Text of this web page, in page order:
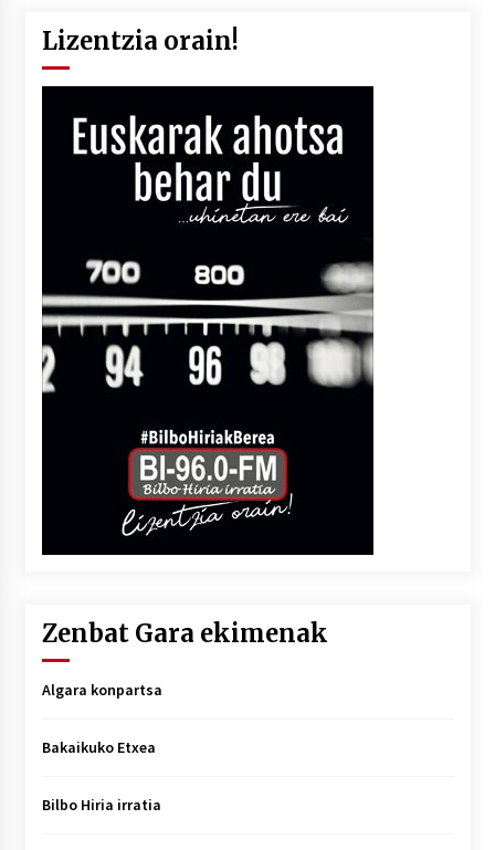
Lizentzia orain!
Zenbat Gara ekimenak
Algara konpartsa
Bakaikuko Etxea
Bilbo Hiria irratia